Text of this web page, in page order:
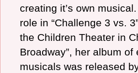
creating it’s own
role in “Challenge 3 vs.
the Children Theater in
Broadway”, her album
musicals was released